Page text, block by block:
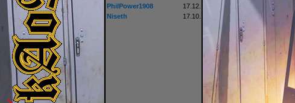
PhilPower1908
17.12.
Niseth
17.10.